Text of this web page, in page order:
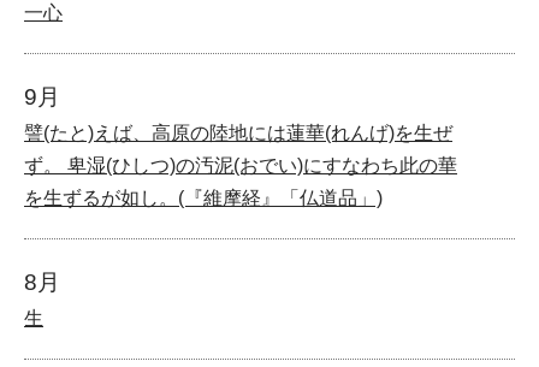
一心
9月
譬(たと)えば、高原の陸地には蓮華(れんげ)を生ぜ
ず。 卑湿(ひしつ)の汚泥(おでい)にすなわち此の華
を生ずるが如し。(『維摩経』「仏道品」)
8月
生